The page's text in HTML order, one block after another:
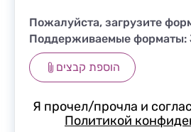
Пожалуйста, загрузите
Поддерживаемые форматы:
הוספת קבצים
Я прочел/прочла и
Политикой